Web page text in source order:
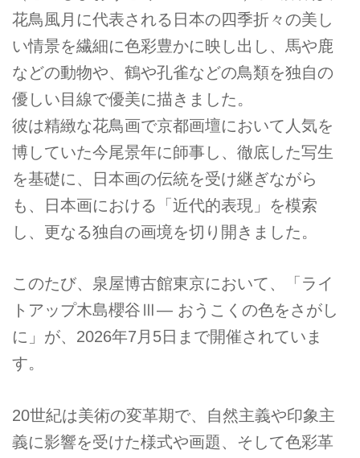
花鳥風月に代表される日本の四季折々の美し
い情景を繊細に色彩豊かに映し出し、馬や鹿
などの動物や、鶴や孔雀などの鳥類を独自の
優しい目線で優美に描きました。
彼は精緻な花鳥画で京都画壇において人気を
博していた今尾景年に師事し、徹底した写生
を基礎に、日本画の伝統を受け継ぎながら
も、日本画における「近代的表現」を模索
し、更なる独自の画境を切り開きました。
このたび、泉屋博古館東京において、「ライ
トアップ木島櫻谷Ⅲ― おうこくの色をさがし
に」が、2026年7月5日まで開催されていま
す。
20世紀は美術の変革期で、自然主義や印象主
義に影響を受けた様式や画題、そして色彩革